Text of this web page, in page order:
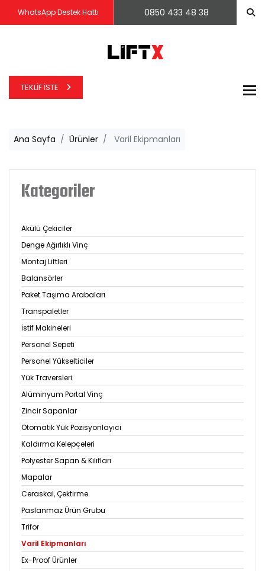
WhatsApp Destek Hattı 0850 433 48 38
TEKLIF İSTE
Ana Sayfa Ürünler Varil Ekipmanları
Kategoriler
Akülü Çekiciler
Denge Ağırlıklı Vinç
Montaj Liftleri
Balansörler
Paket Taşıma Arabaları
Transpaletler
İstif Makineleri
Personel Sepeti
Personel Yükselticiler
Yük Traversleri
Alüminyum Portal Vinç
Zincir Sapanlar
Otomatik Yük Pozisyonlayıcı
Kaldırma Kelepçeleri
Polyester Sapan & Kılıfları
Mapalar
Ceraskal, Çektirme
Paslanmaz Ürün Grubu
Trifor
Varil Ekipmanları
Ex-Proof Ürünler